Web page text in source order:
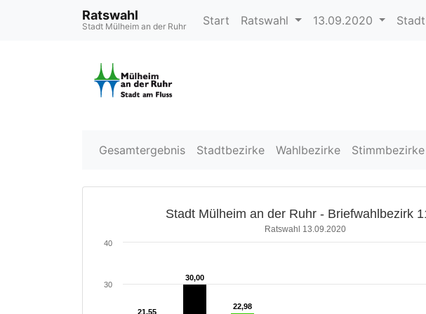
Ratswahl
Stadt Mülheim an der Ruhr Start Ratswahl 13.09.2020
Gesamtergebnis Stadtbezirke Wahlbezirke Stimmbezirke
Stadt Mülheim an der Ruhr - Briefwahlbezirk
Ratswahl 13.09.2020
21,55
21,55
30,00
30,00
22,98
22,98
30
40